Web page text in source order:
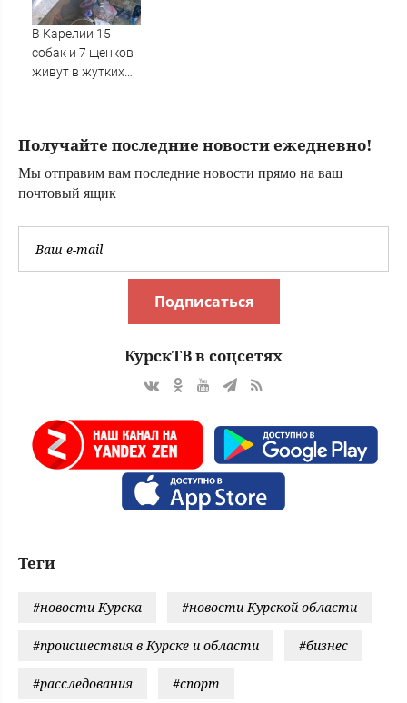
со вклада
В Карелии 15
собак и 7 щенков
живут в жутких
Получайте последние новости ежедневно!
Мы отправим вам последние новости прямо на ваш
почтовый ящик
Подписаться
КурскТВ в соцсетях
Теги
#новости Курска #новости Курской области
#происшествия в Курске и области #бизнес
#расследования #спорт